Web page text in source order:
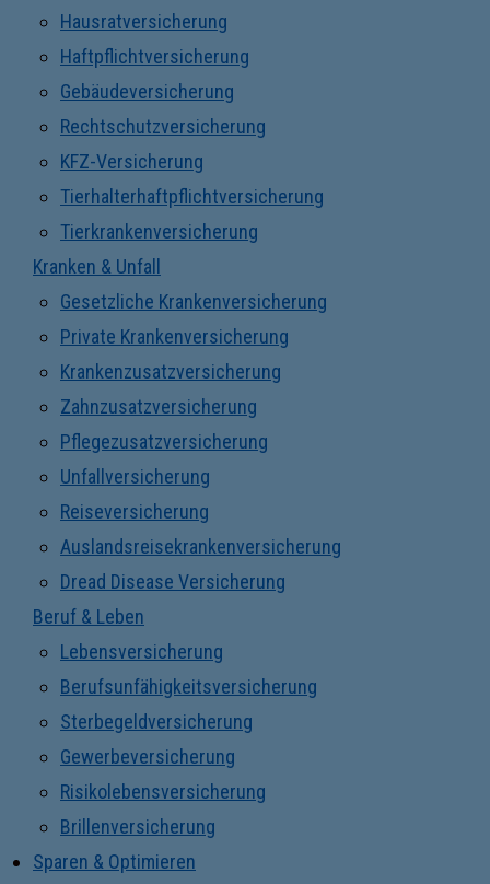
Hausratversicherung
Haftpflichtversicherung
Gebäudeversicherung
Rechtschutzversicherung
KFZ-Versicherung
Tierhalterhaftpflichtversicherung
Tierkrankenversicherung
Kranken & Unfall
Gesetzliche Krankenversicherung
Private Krankenversicherung
Krankenzusatzversicherung
Zahnzusatzversicherung
Pflegezusatzversicherung
Unfallversicherung
Reiseversicherung
Auslandsreisekrankenversicherung
Dread Disease Versicherung
Beruf & Leben
Lebensversicherung
Berufsunfähigkeitsversicherung
Sterbegeldversicherung
Gewerbeversicherung
Risikolebensversicherung
Brillenversicherung
Sparen & Optimieren